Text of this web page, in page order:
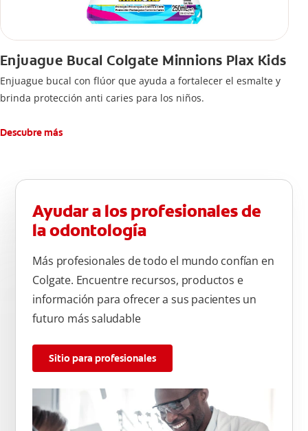
Enjuague Bucal Colgate Minnions Plax Kids
Enjuague bucal con flúor que ayuda a fortalecer el esmalte y
brinda protección anti caries para los niños.
Descubre más
Ayudar a los profesionales de
la odontología
Más profesionales de todo el mundo confían en
Colgate. Encuentre recursos, productos e
información para ofrecer a sus pacientes un
futuro más saludable
Sitio para profesionales